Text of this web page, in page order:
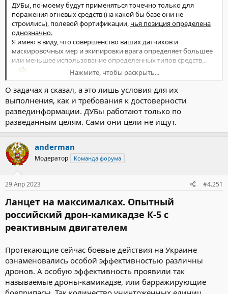
ДУБы, по-моему будут применяться точечно только для
поражения огневых средств (на какой бы базе они не
строились), полевой фортификации, чья позиция определена
однозначно.
Я имею в виду, что совершенство ваших датчиков и
маскировочных мер и экипировки врага определяет большее
или меньшее использование определенных типов средств...
Нажмите, чтобы раскрыть...
О задачах я сказал, а это лишь условия для их
выполнения, как и требования к достоверности
развединформации. ДУБы работают только по
разведанным целям. Сами они цели не ищут.
anderman
Модератор Команда форума
29 Апр 2023 #4.251
Ланцет на максималках. Опытный
российский дрон-камикадзе К-5 с
реактивным двигателем
Протекающие сейчас боевые действия на Украине
ознаменовались особой эффективностью различны
дронов. А особую эффективность проявили так
называемые дроны-камикадзе, или барражирующие